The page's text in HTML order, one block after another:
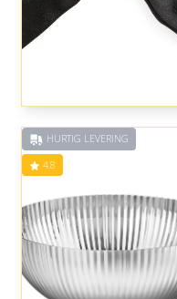
HURTIG LEVERING
4.8